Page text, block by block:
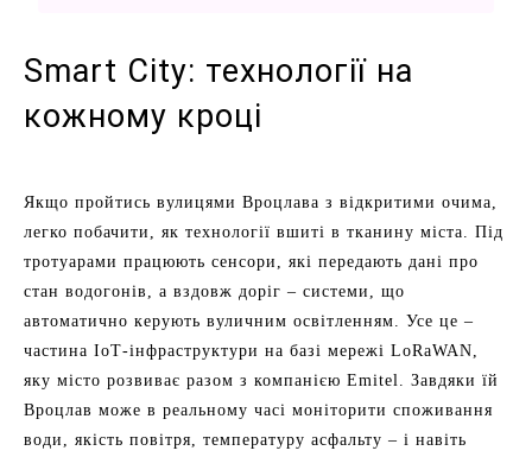
Smart City: технології на
кожному кроці
Якщо пройтись вулицями Вроцлава з відкритими очима,
легко побачити, як технології вшиті в тканину міста. Під
тротуарами працюють сенсори, які передають дані про
стан водогонів, а вздовж доріг – системи, що
автоматично керують вуличним освітленням. Усе це –
частина IoT‑інфраструктури на базі мережі LoRaWAN,
яку місто розвиває разом з компанією Emitel. Завдяки їй
Вроцлав може в реальному часі моніторити споживання
води, якість повітря, температуру асфальту – і навіть